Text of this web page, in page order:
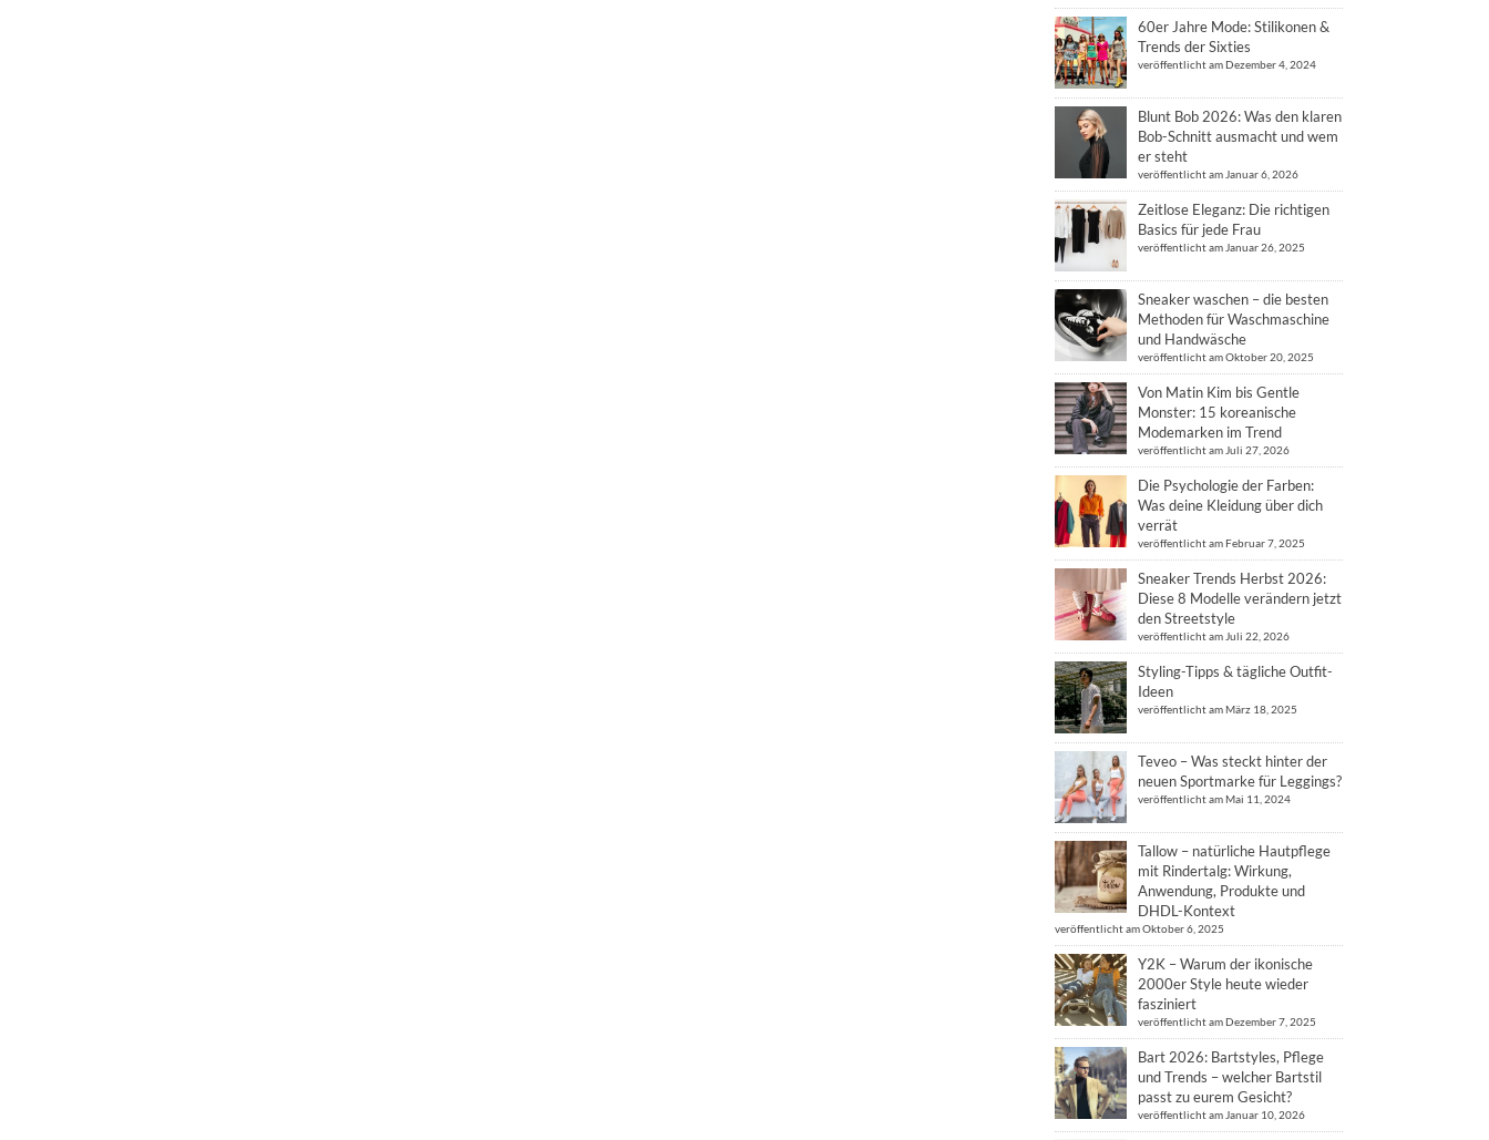
60er Jahre Mode: Stilikonen &
Trends der Sixties
veröffentlicht am Dezember 4, 2024
Blunt Bob 2026: Was den klaren
Bob-Schnitt ausmacht und wem
er steht
veröffentlicht am Januar 6, 2026
Zeitlose Eleganz: Die richtigen
Basics für jede Frau
veröffentlicht am Januar 26, 2025
Sneaker waschen – die besten
Methoden für Waschmaschine
und Handwäsche
veröffentlicht am Oktober 20, 2025
Von Matin Kim bis Gentle
Monster: 15 koreanische
Modemarken im Trend
veröffentlicht am Juli 27, 2026
Die Psychologie der Farben:
Was deine Kleidung über dich
verrät
veröffentlicht am Februar 7, 2025
Sneaker Trends Herbst 2026:
Diese 8 Modelle verändern jetzt
den Streetstyle
veröffentlicht am Juli 22, 2026
Styling-Tipps & tägliche Outfit-
Ideen
veröffentlicht am März 18, 2025
Teveo – Was steckt hinter der
neuen Sportmarke für Leggings?
veröffentlicht am Mai 11, 2024
Tallow – natürliche Hautpflege
mit Rindertalg: Wirkung,
Anwendung, Produkte und
DHDL-Kontext
veröffentlicht am Oktober 6, 2025
Y2K – Warum der ikonische
2000er Style heute wieder
fasziniert
veröffentlicht am Dezember 7, 2025
Bart 2026: Bartstyles, Pflege
und Trends – welcher Bartstil
passt zu eurem Gesicht?
veröffentlicht am Januar 10, 2026